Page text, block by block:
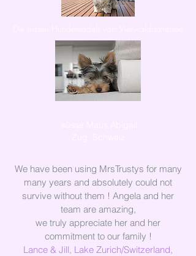
We have been using MrsTrustys for many
many years and absolutely could not
survive without them ! Angela and her
team are amazing,
we truly appreciate her and her
commitment to our family !
Lance & Jill, Lake Zurich/Switzerland,